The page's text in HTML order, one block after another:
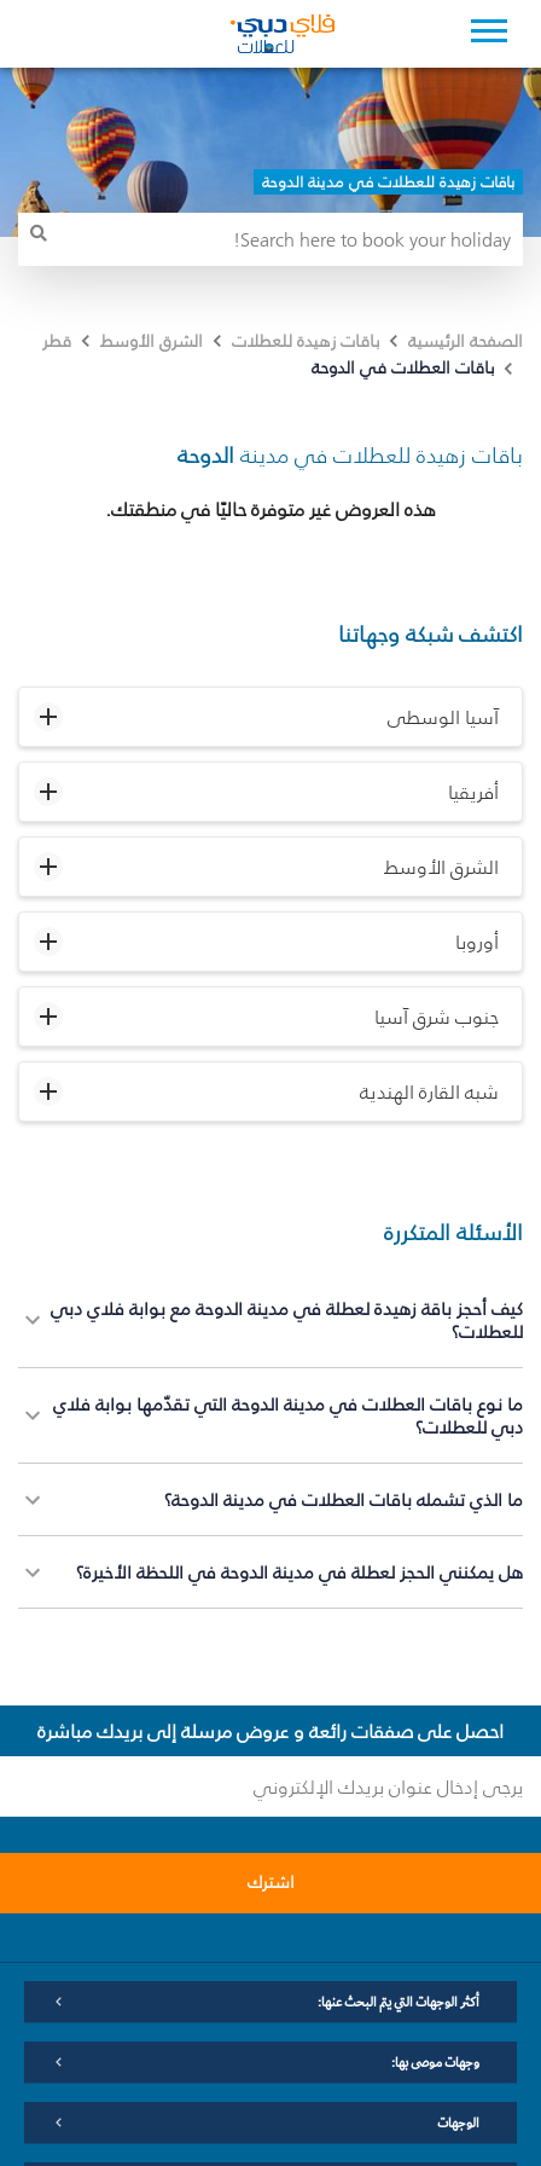
باقات زهيدة للعطلات في مدينة الدوحة
الصفحة الرئيسية باقات زهيدة للعطلات الشرق الأوسط
قطر
باقات العطلات في الدوحة
باقات زهيدة للعطلات في مدينة الدوحة
هذه العروض غير متوفرة حاليًا في منطقتك.
اكتشف شبكة وجهاتنا
آسيا الوسطى
أفريقيا
الشرق الأوسط
أوروبا
جنوب شرق آسيا
شبه القارة الهندية
الأسئلة المتكررة
كيف أحجز باقة زهيدة لعطلة في مدينة الدوحة مع بوابة فلاي دبي
للعطلات؟
ما نوع باقات العطلات في مدينة الدوحة التي تقدّمها بوابة فلاي
دبي للعطلات؟
ما الذي تشمله باقات العطلات في مدينة الدوحة؟
هل يمكنني الحجز لعطلة في مدينة الدوحة في اللحظة الأخيرة؟
احصل على صفقات رائعة و عروض مرسلة إلى بريدك مباشرة
اشترك
أكثر الوجهات التي يتم البحث عنها:
وجهات موصى بها:
الوجهات